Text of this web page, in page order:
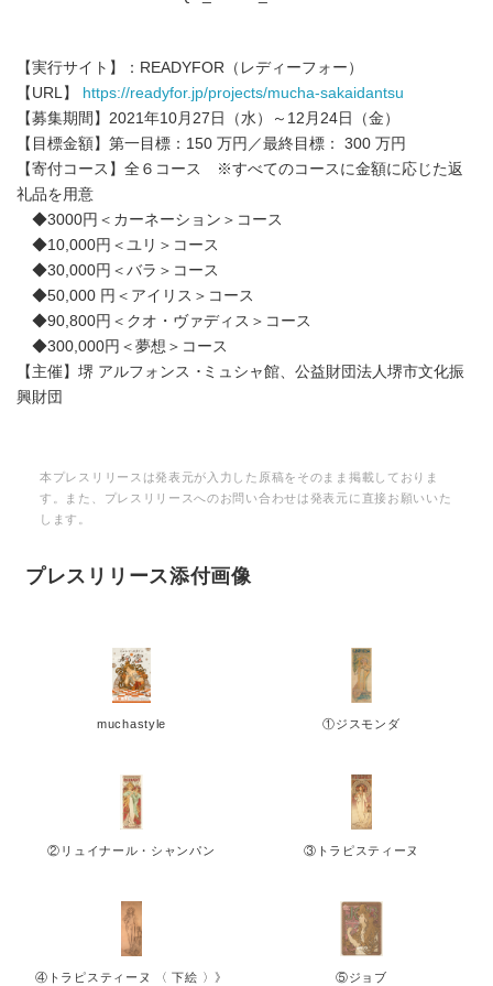
【実行サイト】：READYFOR（レディーフォー）
【URL】
https://readyfor.jp/projects/mucha-sakaidantsu
【募集期間】2021年10月27日（水）～12月24日（金）
【目標金額】第一目標：150 万円／最終目標： 300 万円
【寄付コース】全６コース ※すべてのコースに金額に応じた返
礼品を用意
◆3000円＜カーネーション＞コース
◆10,000円＜ユリ＞コース
◆30,000円＜バラ＞コース
◆50,000 円＜アイリス＞コース
◆90,800円＜クオ・ヴァディス＞コース
◆300,000円＜夢想＞コース
【主催】堺 アルフォンス ･ミュシャ館、公益財団法人堺市文化振
興財団
本プレスリリースは発表元が入力した原稿をそのまま掲載しておりま
す。また、プレスリリースへのお問い合わせは発表元に直接お願いいた
します。
プレスリリース添付画像
muchastyle ①ジスモンダ
②リュイナール・シャンパン ③トラピスティーヌ
④トラピスティーヌ 〈 下絵 〉》 ⑤ジョブ